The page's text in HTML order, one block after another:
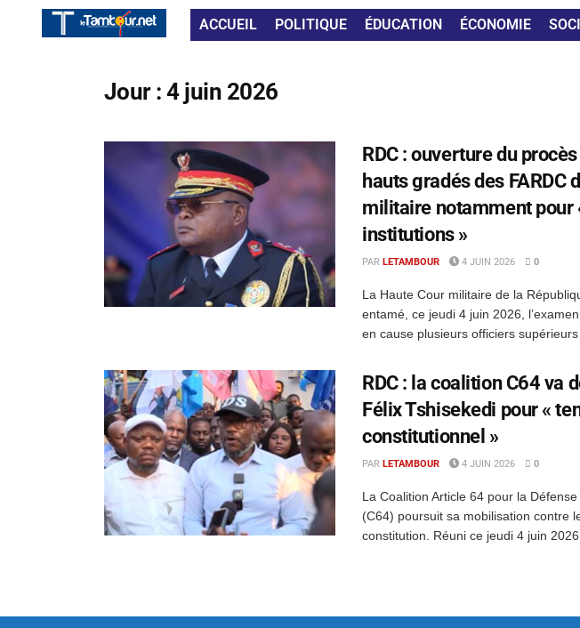
ACCUEIL POLITIQUE ÉDUCATION ÉCONOMIE
Jour :4 juin 2026
RDC : ouverture du
hauts gradés des FARDC
militaire notamment pour
institutions »
PAR LETAMBOUR 4 JUIN 2026 0
La Haute Cour militaire de la
entamé, ce jeudi 4 juin 2026,
en cause plusieurs officiers supérieurs
RDC : la coalition C64 va
Félix Tshisekedi pour «
constitutionnel »
PAR LETAMBOUR 4 JUIN 2026 0
La Coalition Article 64 pour la
(C64) poursuit sa mobilisation contre
constitution. Réuni ce jeudi 4 juin